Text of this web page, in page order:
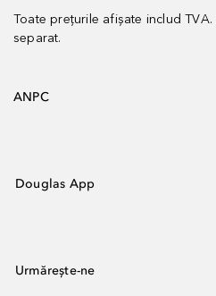
Toate prețurile afișate includ TVA.
separat.
ANPC
Douglas App
Urmărește-ne